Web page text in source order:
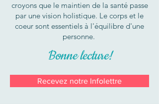
croyons que le maintien de la santé passe
par une vision holistique. Le corps et le
coeur sont essentiels à l'équilibre d'une
personne.
Bonne lecture!
Recevez notre Infolettre